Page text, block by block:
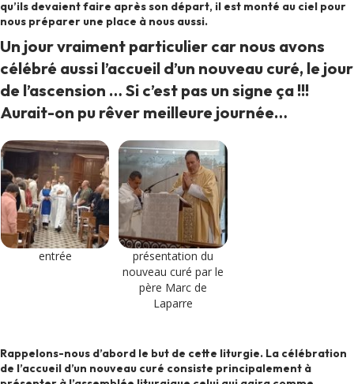
qu’ils devaient faire après son départ, il est monté au ciel pour
nous préparer une place à nous aussi.
Un jour vraiment particulier car nous avons
célébré aussi l’accueil d’un nouveau curé, le jour
de l’ascension … Si c’est pas un signe ça !!!
Aurait-on pu rêver meilleure journée…
entrée
présentation du
nouveau curé par le
père Marc de
Laparre
Rappelons-nous d’abord le but de cette liturgie. La célébration
de l’accueil d’un nouveau curé consiste principalement à